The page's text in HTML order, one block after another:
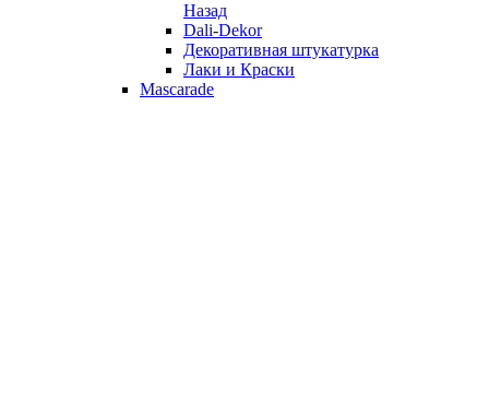
Назад
Dali-Dekor
Декоративная штукатурка
Лаки и Краски
Mascarade